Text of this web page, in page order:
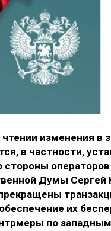
изменения в
в частности,
стороны
Думы
их
по